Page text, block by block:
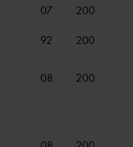
07 200
92 200
08 200